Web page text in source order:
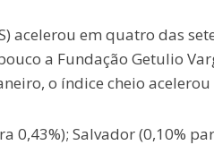
acelerou em quatro das
a Fundação Getulio
o índice cheio acelerou
0,43%); Salvador (0,10%